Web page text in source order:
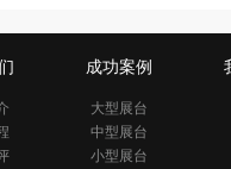
成功案例
大型展台
中型展台
小型展台